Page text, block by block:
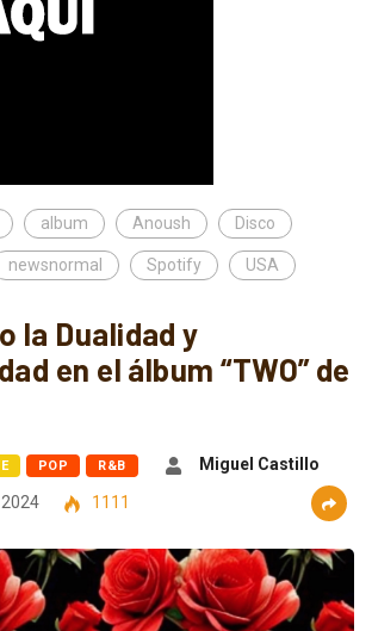
album Anoush Disco
newsnormal Spotify USA
la Dualidad y
en el álbum “TWO” de
POP R&B
Miguel Castillo
1111